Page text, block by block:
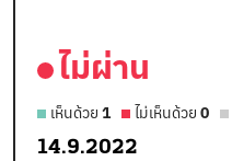
ไม่ผ่าน
เห็นด้วย 1 ไม่เห็นด้วย 0
14.9.2022